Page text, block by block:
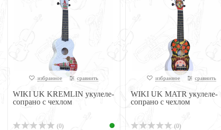
избранное сравнить
WIKI UK KREMLIN укулеле-
сопрано с чехлом
(0)
избранное сравнить
WIKI UK MATR укулеле-
сопрано с чехлом
(0)